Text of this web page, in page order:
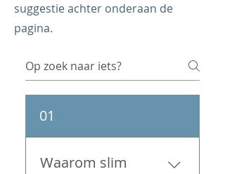
suggestie achter onderaan de
pagina.
01
Waarom slim